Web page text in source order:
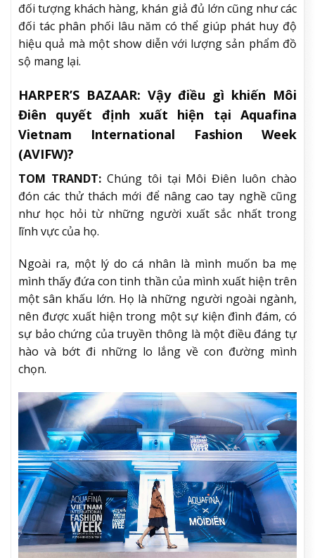
đối tượng khách hàng, khán giả đủ lớn cũng như các
đối tác phân phối lâu năm có thể giúp phát huy độ
hiệu quả mà một show diễn với lượng sản phẩm đồ
sộ mang lại.
HARPER’S BAZAAR: Vậy điều gì khiến Môi
Điên quyết định xuất hiện tại Aquafina
Vietnam International Fashion Week
(AVIFW)?
TOM TRANDT:Chúng tôi tại Môi Điên luôn chào
đón các thử thách mới để nâng cao tay nghề cũng
như học hỏi từ những người xuất sắc nhất trong
lĩnh vực của họ.
Ngoài ra, một lý do cá nhân là mình muốn ba mẹ
mình thấy đứa con tinh thần của mình xuất hiện trên
một sân khấu lớn. Họ là những người ngoài ngành,
nên được xuất hiện trong một sự kiện đình đám, có
sự bảo chứng của truyền thông là một điều đáng tự
hào và bớt đi những lo lắng về con đường mình
chọn.